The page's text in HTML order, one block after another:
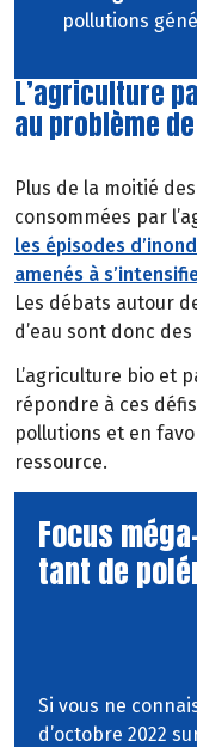
pollutions
L’agriculture
au problème
Plus de la moitié
consommées par
les épisodes
amenés à
Les débats autour
d’eau sont donc
L’agriculture bio et
répondre à ces
pollutions et en
ressource.
Focus
tant de
Si vous ne
d’octobre 2022